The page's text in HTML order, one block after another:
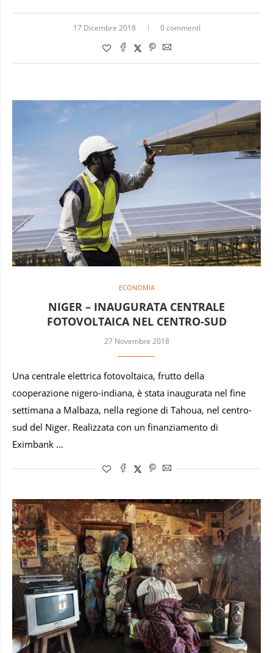
17 Dicembre 2018 0 commentI
ECONOMIA
NIGER – INAUGURATA CENTRALE
FOTOVOLTAICA NEL CENTRO-SUD
27 Novembre 2018
Una centrale elettrica fotovoltaica, frutto della
cooperazione nigero-indiana, è stata inaugurata nel fine
settimana a Malbaza, nella regione di Tahoua, nel centro-
sud del Niger. Realizzata con un finanziamento di
Eximbank …